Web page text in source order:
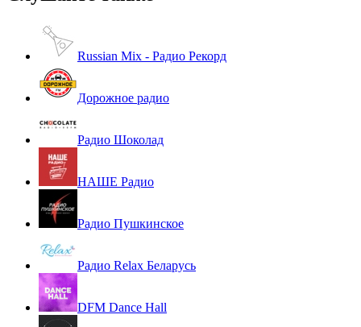
Russian Mix - Радио Рекорд
Дорожное радио
Радио Шоколад
НАШЕ Радио
Радио Пушкинское
Радио Relax Беларусь
DFM Dance Hall